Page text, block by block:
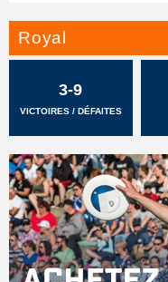
Royal
3-9
VICTOIRES / DÉFAITES